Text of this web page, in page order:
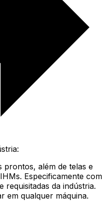
prontos, além de telas e
Especificamente com
requisitadas da indústria.
em qualquer máquina.